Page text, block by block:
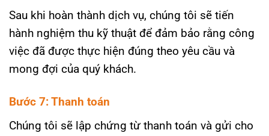
Sau khi hoàn thành dịch vụ, chúng tôi sẽ tiến
hành nghiệm thu kỹ thuật để đảm bảo rằng công
việc đã được thực hiện đúng theo yêu cầu và
mong đợi của quý khách.
Bước 7: Thanh toán
Chúng tôi sẽ lập chứng từ thanh toán và gửi cho